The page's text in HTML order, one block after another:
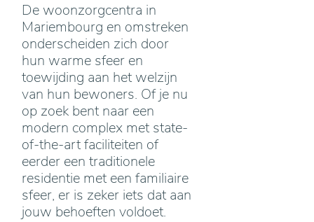
De woonzorgcentra in
Mariembourg en omstreken
onderscheiden zich door
hun warme sfeer en
toewijding aan het welzijn
van hun bewoners. Of je nu
op zoek bent naar een
modern complex met state-
of-the-art faciliteiten of
eerder een traditionele
residentie met een familiaire
sfeer, er is zeker iets dat aan
jouw behoeften voldoet.